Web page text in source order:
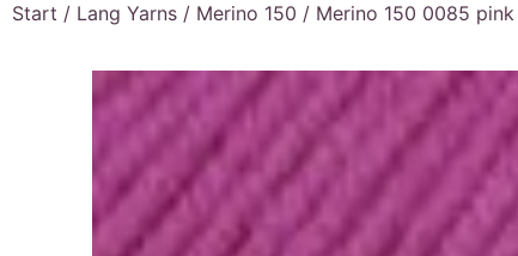
Start / Lang Yarns / Merino 150 / Merino 150 0085 pink